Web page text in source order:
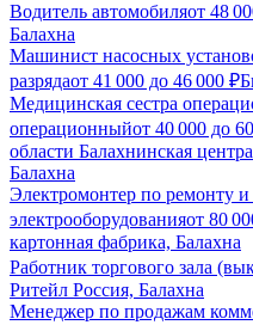
Водитель автомобиляот 48
Балахна
Машинист насосных
разрядаот 41 000 до 46 000 ₽
Медицинская сестра
операционныйот 40 000 до
области Балахнинская
Балахна
Электромонтер по ремонту
электрооборудованияот 80
картонная фабрика, Балахна
Работник торгового зала
Ритейл Россия, Балахна
Менеджер по продажам